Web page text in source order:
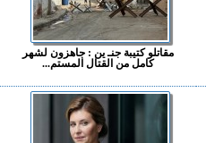
مقاتلو كتيبة جنـ ين : جاهزون لشهر
كامل من القتال المستم...